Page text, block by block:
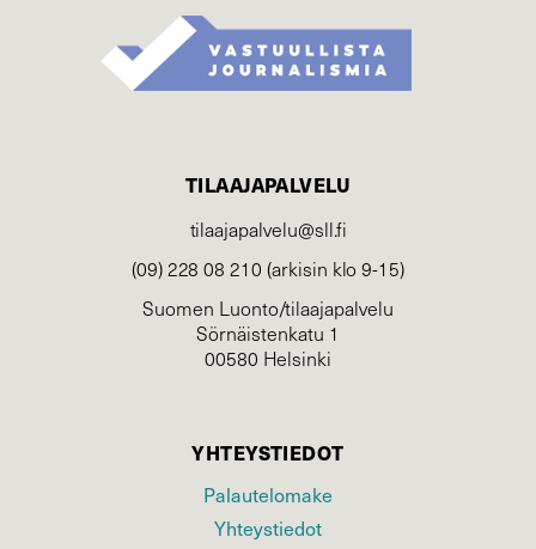
TILAAJAPALVELU
tilaajapalvelu@sll.fi
(09) 228 08 210 (arkisin klo 9-15)
Suomen Luonto/tilaajapalvelu
Sörnäistenkatu 1
00580 Helsinki
YHTEYSTIEDOT
Palautelomake
Yhteystiedot